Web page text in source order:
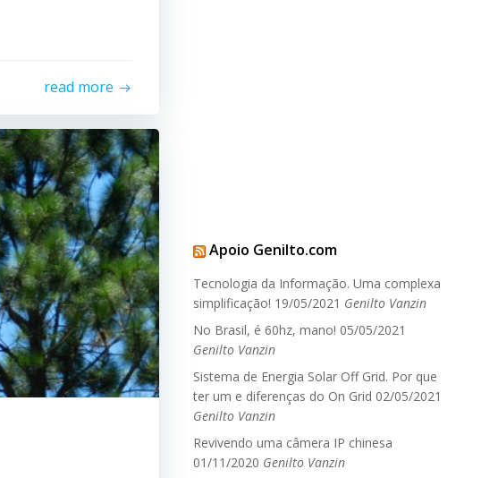
read more
Apoio Genilto.com
Tecnologia da Informação. Uma complexa
simplificação! 19/05/2021 Genilto Vanzin
No Brasil, é 60hz, mano! 05/05/2021
Genilto Vanzin
Sistema de Energia Solar Off Grid. Por que
ter um e diferenças do On Grid 02/05/2021
Genilto Vanzin
Revivendo uma câmera IP chinesa
01/11/2020 Genilto Vanzin